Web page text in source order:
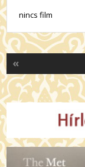
nincs film
«